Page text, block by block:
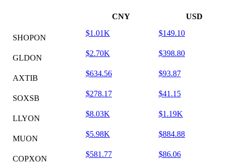
CNY USD
SHOPON
$1.01K $149.10
GLDON
$2.70K $398.80
AXTIB
$634.56 $93.87
SOXSB
$278.17 $41.15
LLYON
$8.03K $1.19K
MUON
$5.98K $884.88
COPXON
$581.77 $86.06